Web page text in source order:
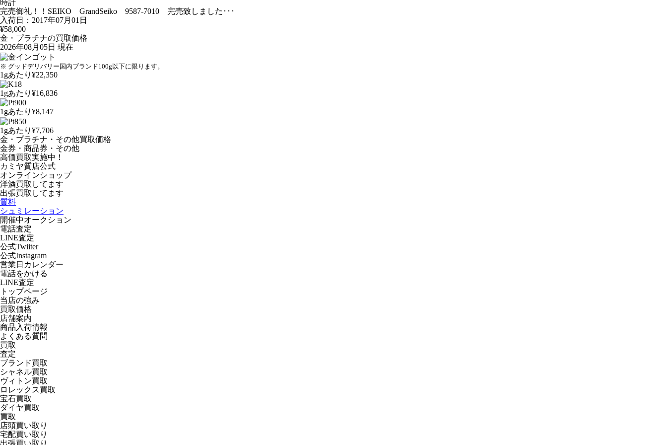
時計
完売御礼！！SEIKO GrandSeiko 9587-7010 完売致しました･･･
入荷日：2017年07月01日
¥58,000
金・プラチナの買取価格
2026年08月05日 現在
※ グッドデリバリー国内ブランド100g以下に限ります。
1gあたり ¥22,350
1gあたり ¥16,836
1gあたり ¥8,147
1gあたり ¥7,706
金・プラチナ・その他買取価格
金券・商品券・その他
高価買取実施中！
カミヤ質店公式
オンラインショップ
洋酒買取してます
出張買取 してます
質料
シュミレーション
開催中オークション
電話査定
LINE査定
公式Twiiter
公式Instagram
営業日カレンダー
電話をかける
LINE査定
トップページ
当店の強み
買取価格
店舗案内
商品入荷情報
よくある質問
買取
査定
ブランド買取
シャネル買取
ヴィトン買取
ロレックス買取
宝石買取
ダイヤ買取
買取
店頭買い取り
宅配買い取り
出張買い取り